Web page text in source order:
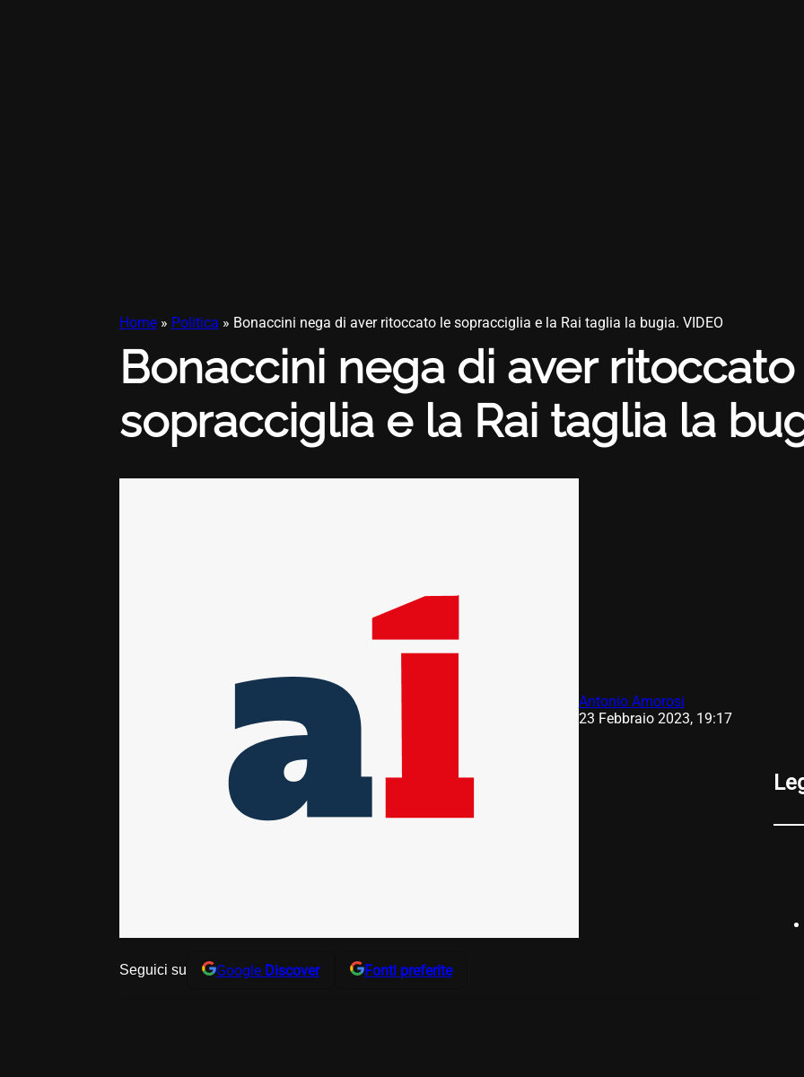
Home» Politica » Bonaccini nega di aver ritoccato le sopracciglia e la Rai taglia la bugia. VIDEO
Bonaccini nega di aver
sopracciglia e la Rai taglia la
Antonio Amorosi
23 Febbraio 2023, 19:17
Seguici su Google Discover Fonti preferite